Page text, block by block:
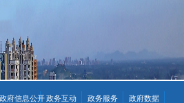
政府信息公开政务互动 政务服务 政府数据